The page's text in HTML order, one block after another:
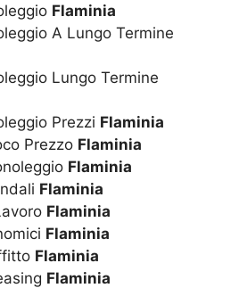
Flaminia
A Lungo Termine
Lungo Termine
Prezzi Flaminia
Prezzo Flaminia
Flaminia
Flaminia
Flaminia
Flaminia
Flaminia
Flaminia